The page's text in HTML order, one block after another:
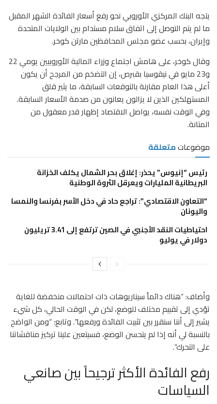
يتجه البنك المركزي الأوروبي نحو رفع أسعار الفائدة الشهر المقبل
ما لم يتم التوصل إلى اتفاق سلام مستدام بين الولايات المتحدة
وإيران، بحسب عضو مجلس المحافظين مارتن كوخر.
وقال كوخر، على هامش اجتماع وزراء المالية الأوروبيين يومي 22
و23 مايو في نيقوسيا بقبرص، إن التضخم من المرجح أن يكون
أعلى هذا العام مقارنة بالتوقعات السابقة، ما يثير قلق
المستهلكين الذين لا يزالون يعانون من صدمة الأسعار السابقة.
وفي الوقت نفسه، يواصل الاقتصاد إظهار قدر معقول من
المتانة.
موضوعاتمتعلقة
رئيس “إنيوس” يحذر: إغلاق بحر الشمال يكلف الخزانة
البريطانية المليارات ويعرقل الثروة الوطنية
“التعاون الاقتصادي”: تراجع حاد في دخل الأسر بفرنسا والنمسا
واليونان
احتياطيات النقد الأجنبي في الصين ترتفع إلى 3.41 تريليون
دولار في يوليو
وأضاف: “هناك دائماً سيناريوهات ذات احتمالات منخفضة للغاية
تؤدي إلى تقييم مختلف للوضع، لكن في الوقت الحالي، كل شيء
يشير إلى أننا سنقرر بين تثبيت الفائدة ورفعها”. وتابع: “ومن الواضح
بالنسبة لي أنه إذا لم يتحسن الوضع، فسيتعين علينا تركيز مناقشاتنا
على التحرك”.
رفع الفائدة الأكثر ترجيحاً بين صانعي
السياسات